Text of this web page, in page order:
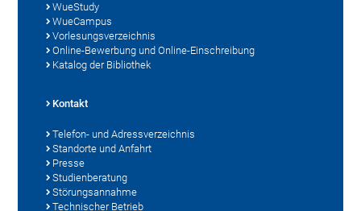
WueStudy
WueCampus
Vorlesungsverzeichnis
Online-Bewerbung und Online-Einschreibung
Katalog der Bibliothek
Kontakt
Telefon- und Adressverzeichnis
Standorte und Anfahrt
Presse
Studienberatung
Störungsannahme
Technischer Betrieb